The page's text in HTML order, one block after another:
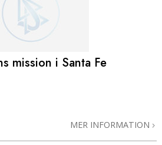
mission i Santa Fe
MER INFORMATION